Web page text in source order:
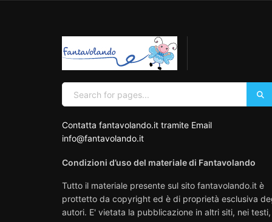
Contatta fantavolando.it tramite Email
info@fantavolando.it
Condizioni d’uso del materiale di Fantavolando
Tutto il materiale presente sul sito fantavolando.it è
prottetto da copyright ed è di proprietà esclusiva
autori. E' vietata la pubblicazione in altri siti, nei testi,